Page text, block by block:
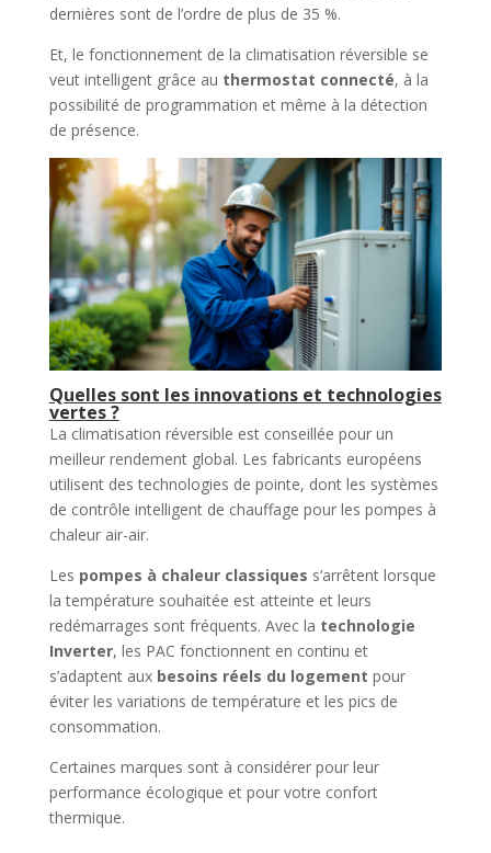
dernières sont de l’ordre de plus de 35 %.
Et, le fonctionnement de la climatisation réversible se
veut intelligent grâce au thermostat connecté, à la
possibilité de programmation et même à la détection
de présence.
Quelles sont les innovations et technologies
vertes ?
La climatisation réversible est conseillée pour un
meilleur rendement global. Les fabricants européens
utilisent des technologies de pointe, dont les systèmes
de contrôle intelligent de chauffage pour les pompes à
chaleur air-air.
Les pompes à chaleur classiques s’arrêtent lorsque
la température souhaitée est atteinte et leurs
redémarrages sont fréquents. Avec la technologie
Inverter, les PAC fonctionnent en continu et
s’adaptent aux besoins réels du logement pour
éviter les variations de température et les pics de
consommation.
Certaines marques sont à considérer pour leur
performance écologique et pour votre confort
thermique.